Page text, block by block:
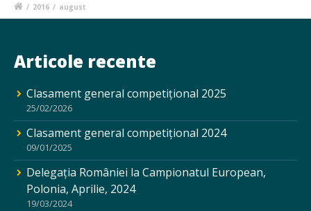
/ 2016 / august
Articole recente
Clasament general competițional 2025
25/02/2026
Clasament general competițional 2024
09/01/2025
Delegația României la Campionatul European,
Polonia, Aprilie, 2024
19/03/2024